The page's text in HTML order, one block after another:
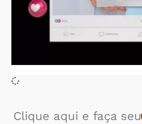
Clique aqui e faça seu